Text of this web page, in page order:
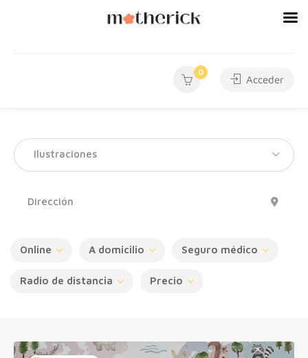
0
Acceder
Ilustraciones
Online A domicilio Seguro médico
Radio de distancia Precio